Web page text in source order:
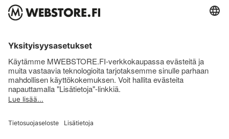
SISÄPIIRI
Sisäpiirin bonusohjelma
Uutiskirje
Uutiset ja artikkelit